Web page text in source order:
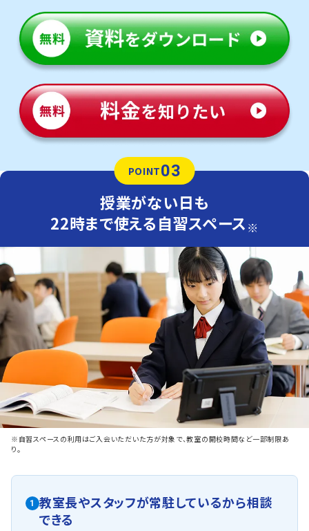
POINT03
授業がない日も
22時まで使える自習スペース ※
※自習スペースの利用はご入会いただいた方が対象で、教室の開校時間など一部制限あ
り。
1
教室長やスタッフが常駐しているから相談
できる